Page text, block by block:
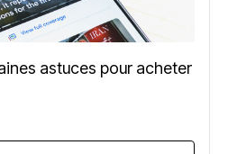
astuces pour acheter